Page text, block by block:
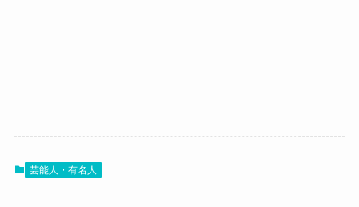
SNSなどを見ても、結婚を発表しているものはあ
藤原美咲さんは生真面目で涙腺が緩い感情豊かな
最後に藤原美咲さんの可愛い画像を見ていきまし
芸能人・有名人